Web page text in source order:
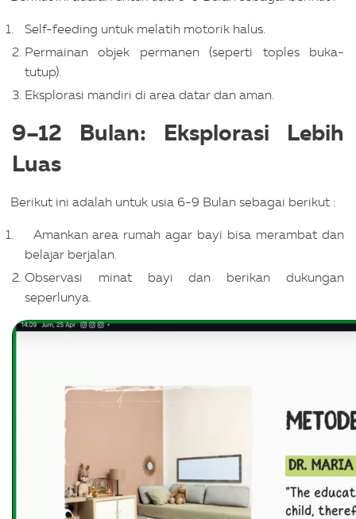
Self-feeding untuk melatih motorik halus.
Permainan objek permanen (seperti toples buka-
tutup).
Eksplorasi mandiri di area datar dan aman.
9–12 Bulan: Eksplorasi Lebih
Luas
Berikut ini adalah untuk usia 6-9 Bulan sebagai berikut :
Amankan area rumah agar bayi bisa merambat dan
belajar berjalan.
Observasi minat bayi dan berikan dukungan
seperlunya.